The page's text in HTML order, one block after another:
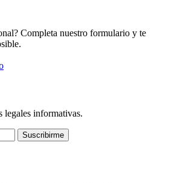
Completa nuestro formulario y te
legales informativas.
Suscribirme